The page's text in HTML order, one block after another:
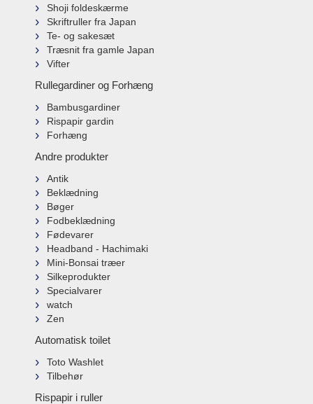
Shoji foldeskærme
Skriftruller fra Japan
Te- og sakesæt
Træsnit fra gamle Japan
Vifter
Rullegardiner og Forhæng
Bambusgardiner
Rispapir gardin
Forhæng
Andre produkter
Antik
Beklædning
Bøger
Fodbeklædning
Fødevarer
Headband - Hachimaki
Mini-Bonsai træer
Silkeprodukter
Specialvarer
watch
Zen
Automatisk toilet
Toto Washlet
Tilbehør
Rispapir i ruller